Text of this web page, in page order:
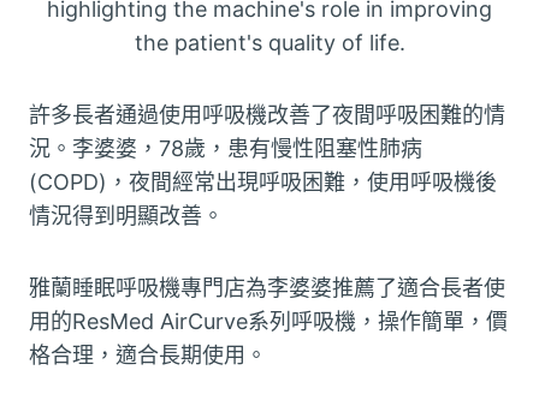
許多長者通過使用呼吸機改善了夜間呼吸困難的情
況。李婆婆，78歲，患有慢性阻塞性肺病
(COPD)，夜間經常出現呼吸困難，使用呼吸機後
情況得到明顯改善。
雅蘭睡眠呼吸機專門店為李婆婆推薦了適合長者使
用的ResMed AirCurve系列呼吸機，操作簡單，價
格合理，適合長期使用。